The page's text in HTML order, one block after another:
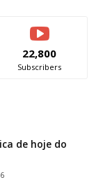
22,800
Subscribers
de hoje do